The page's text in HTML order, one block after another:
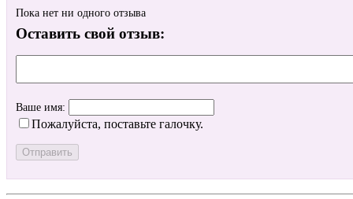
Пока нет ни одного отзыва
Оставить свой отзыв:
Ваше имя:
Пожалуйста, поставьте галочку.